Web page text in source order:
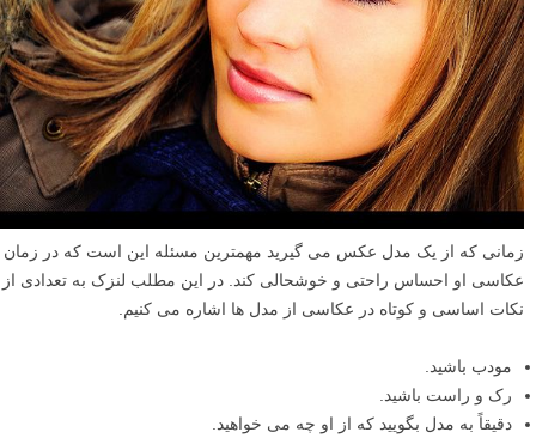
زمانی که از یک مدل عکس می گیرید مهمترین مسئله این است که در زمان
عکاسی او احساس راحتی و خوشحالی کند. در این مطلب لنزک به تعدادی از
نکات اساسی و کوتاه در عکاسی از مدل ها اشاره می کنیم.
مودب باشید.
رک و راست باشید.
دقیقاً به مدل بگویید که از او چه می خواهید.